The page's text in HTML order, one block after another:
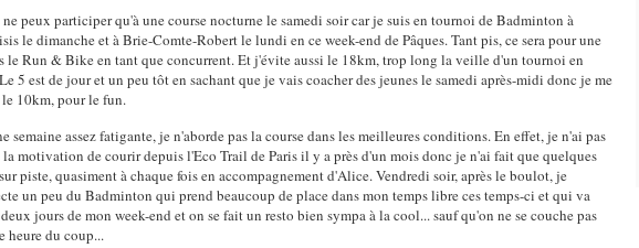
peux participer qu'à une course nocturne le samedi soir car je suis en tournoi de Badminton à
le dimanche et à Brie-Comte-Robert le lundi en ce week-end de Pâques. Tant pis, ce sera pour une
le Run & Bike en tant que concurrent. Et j'évite aussi le 18km, trop long la veille d'un tournoi en
5 est de jour et un peu tôt en sachant que je vais coacher des jeunes le samedi après-midi donc je me
le 10km, pour le fun.
semaine assez fatigante, je n'aborde pas la course dans les meilleures conditions. En effet, je n'ai pas
motivation de courir depuis l'Eco Trail de Paris il y a près d'un mois donc je n'ai fait que quelques
piste, quasiment à chaque fois en accompagnement d'Alice. Vendredi soir, après le boulot, je
un peu du Badminton qui prend beaucoup de place dans mon temps libre ces temps-ci et qui va
jours de mon week-end et on se fait un resto bien sympa à la cool... sauf qu'on ne se couche pas
heure du coup...